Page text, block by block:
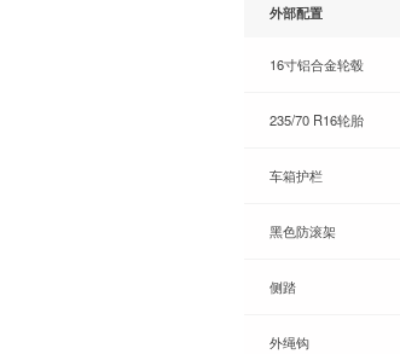
外部配置
16寸铝合金轮毂
235/70 R16轮胎
车箱护栏
黑色防滚架
侧踏
外绳钩